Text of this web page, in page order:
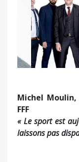
Précédent
Michel
FFF
« Le sport est
laissons pas